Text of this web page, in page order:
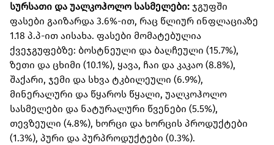
სურსათი და უალკოჰოლო სასმელები: ჯგუფში
ფასები გაიზარდა 3.6%-ით, რაც წლიურ ინფლაციაზე
1.18 პ.პ-ით აისახა. ფასები მომატებულია
ქვეჯგუფებზე: ბოსტნეული და ბაღჩეული (15.7%),
ზეთი და ცხიმი (10.1%), ყავა, ჩაი და კაკაო (8.8%),
შაქარი, ჯემი და სხვა ტკბილეული (6.9%),
მინერალური და წყაროს წყალი, უალკოჰოლო
სასმელები და ნატურალური წვენები (5.5%),
თევზეული (4.8%), ხორცი და ხორცის პროდუქტები
(1.3%), პური და პურპროდუქტები (0.3%).